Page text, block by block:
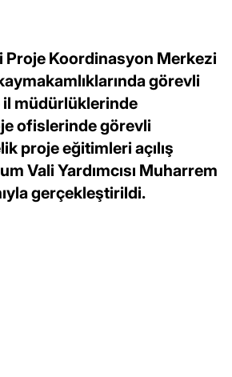
Proje Koordinasyon Merkezi
görevli
müdürlüklerinde
ofislerinde görevli
proje eğitimleri açılış
Vali Yardımcısı Muharrem
gerçekleştirildi.